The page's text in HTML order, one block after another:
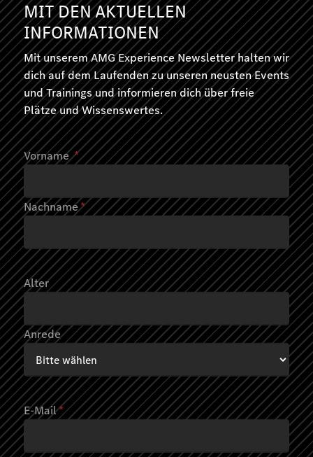
Pro Hungaroring
Budapest, Ungarn
Ab 8.950,00
Oktober 2026
MIT DEN AKTUELLEN
INFORMATIONEN
Mit unserem AMG Experience Newsletter halten wir
dich auf dem Laufenden zu unseren neusten Events
und Trainings und informieren dich über freie
Plätze und Wissenswertes.
Vorname*
Nachname*
Alter
Anrede
E-Mail*